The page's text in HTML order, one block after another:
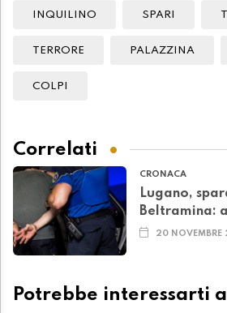
INQUILINO SPARI
TERRORE PALAZZINA
COLPI
Correlati
CRONACA
Lugano,
Beltramina:
20
Potrebbe interessarti